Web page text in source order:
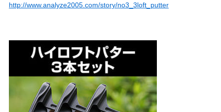
http://www.analyze2005.com/story/no3_3loft_putter